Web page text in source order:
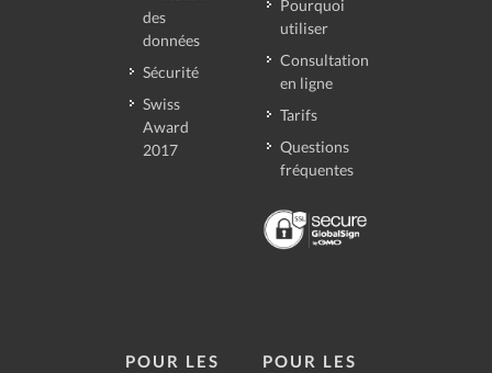
des
données
Sécurité
Swiss
Award
2017
Pourquoi
utiliser
Consultation
en ligne
Tarifs
Questions
fréquentes
POUR LES
POUR LES